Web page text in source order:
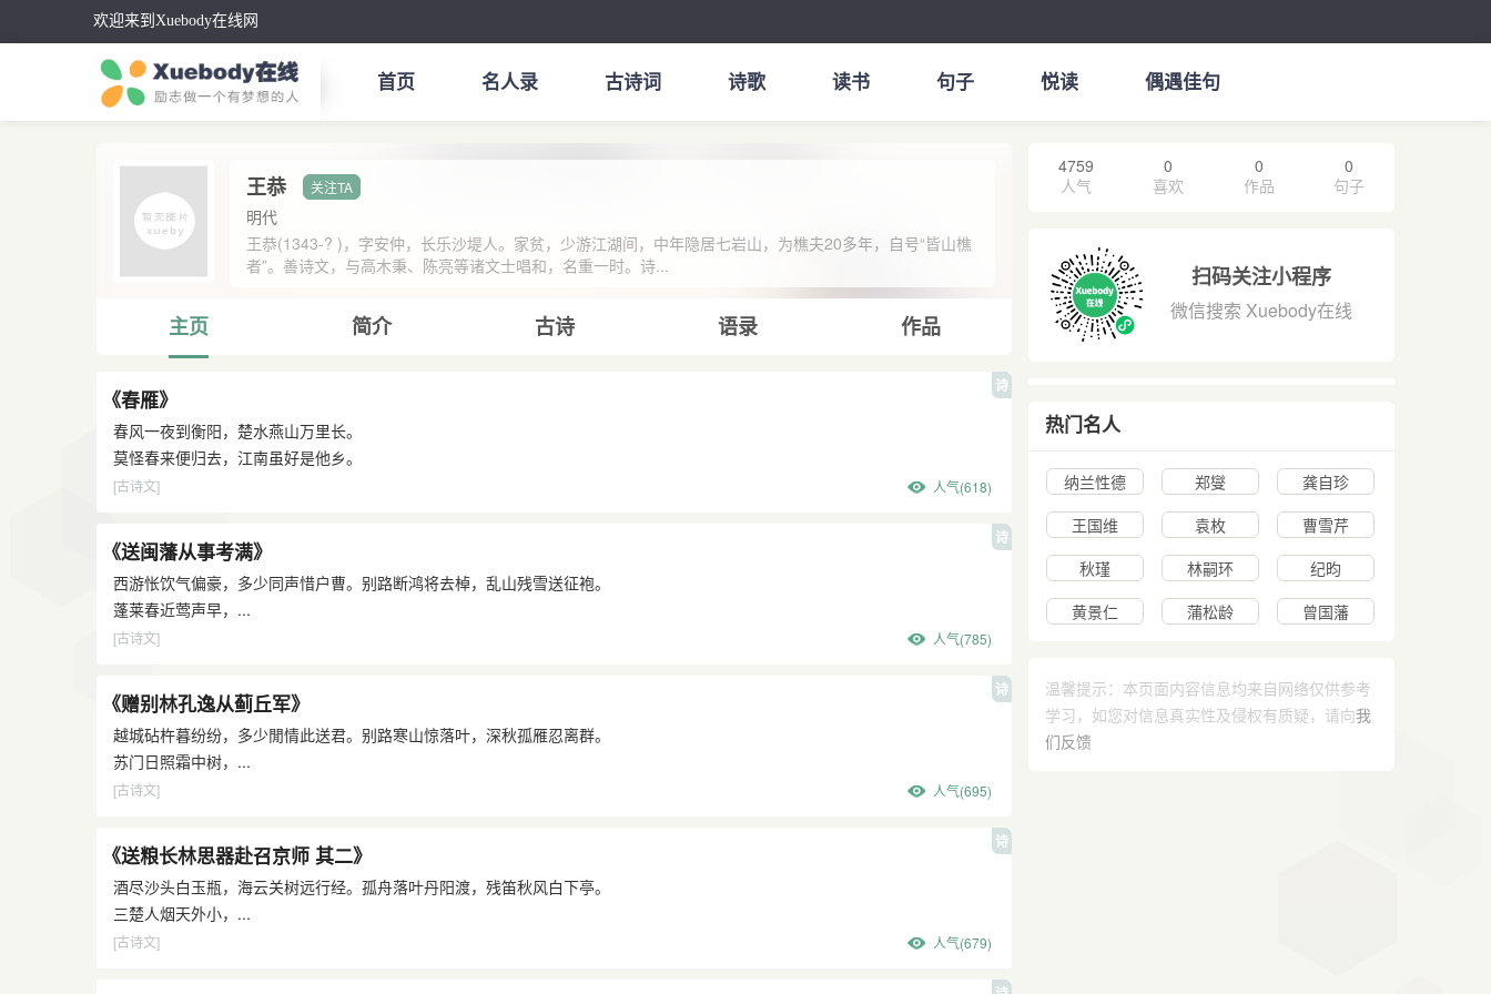
欢迎来到Xuebody在线网
首页 名人录 古诗词 诗歌 读书 句子 悦读 偶遇佳句
王恭
明代
王恭(1343-? )，字安仲，长乐沙堤人。家贫，少游江湖间，中年隐居七岩山，为樵夫20多年，自号“皆山樵
者”。善诗文，与高木秉、陈亮等诸文士唱和，名重一时。诗...
主页 简介 古诗 语录 作品
诗
《春雁》
春风一夜到衡阳，楚水燕山万里长。
莫怪春来便归去，江南虽好是他乡。
[古诗文] 人气(618)
诗
《送闽藩从事考满》
西游怅饮气偏豪，多少同声惜户曹。别路断鸿将去棹，乱山残雪送征袍。
蓬莱春近莺声早，...
[古诗文] 人气(785)
诗
《赠别林孔逸从蓟丘军》
越城砧杵暮纷纷，多少閒情此送君。别路寒山惊落叶，深秋孤雁忍离群。
苏门日照霜中树，...
[古诗文] 人气(695)
诗
《送粮长林思器赴召京师 其二》
酒尽沙头白玉瓶，海云关树远行经。孤舟落叶丹阳渡，残笛秋风白下亭。
三楚人烟天外小，...
[古诗文] 人气(679)
4759
人气
0
喜欢
0
作品
0
句子
扫码关注小程序
微信搜索 Xuebody在线
热门名人
纳兰性德 郑燮
龚自珍
王国维
袁枚
曹雪芹
秋瑾
林嗣环
纪昀
黄景仁
蒲松龄 曾国藩
温馨提示：本页面内容信息均来自网络仅供参考
学习，如您对信息真实性及侵权有质疑，请向我
们反馈